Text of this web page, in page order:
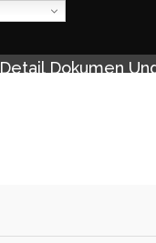
Detail Dokumen